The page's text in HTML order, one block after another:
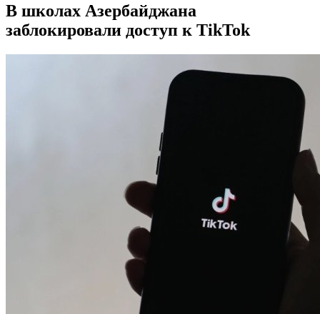
В школах Азербайджана
заблокировали доступ к TikTok